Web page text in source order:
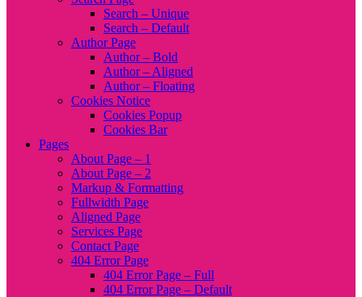
Search – Unique
Search – Default
Author Page
Author – Bold
Author – Aligned
Author – Floating
Cookies Notice
Cookies Popup
Cookies Bar
Pages
About Page – 1
About Page – 2
Markup & Formatting
Fullwidth Page
Aligned Page
Services Page
Contact Page
404 Error Page
404 Error Page – Full
404 Error Page – Default